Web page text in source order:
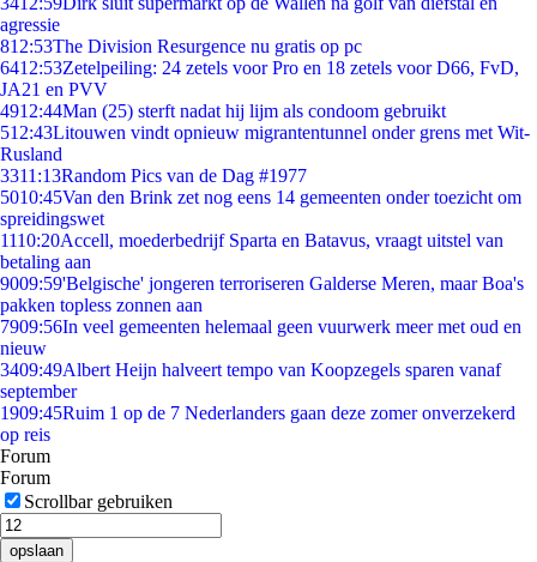
agressie
812:53The Division Resurgence nu gratis op pc
6412:53Zetelpeiling: 24 zetels voor Pro en 18 zetels voor D66, FvD,
JA21 en PVV
4912:44Man (25) sterft nadat hij lijm als condoom gebruikt
512:43Litouwen vindt opnieuw migrantentunnel onder grens met Wit-
Rusland
3311:13Random Pics van de Dag #1977
5010:45Van den Brink zet nog eens 14 gemeenten onder toezicht om
spreidingswet
1110:20Accell, moederbedrijf Sparta en Batavus, vraagt uitstel van
betaling aan
9009:59'Belgische' jongeren terroriseren Galderse Meren, maar Boa's
pakken topless zonnen aan
7909:56In veel gemeenten helemaal geen vuurwerk meer met oud en
nieuw
3409:49Albert Heijn halveert tempo van Koopzegels sparen vanaf
september
1909:45Ruim 1 op de 7 Nederlanders gaan deze zomer onverzekerd
op reis
Forum
Forum
Scrollbar gebruiken
opslaan